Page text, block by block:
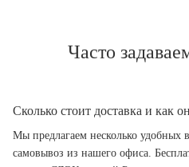
Часто
Сколько стоит доставка и как
Мы предлагаем несколько удобных
самовывоз из нашего офиса.